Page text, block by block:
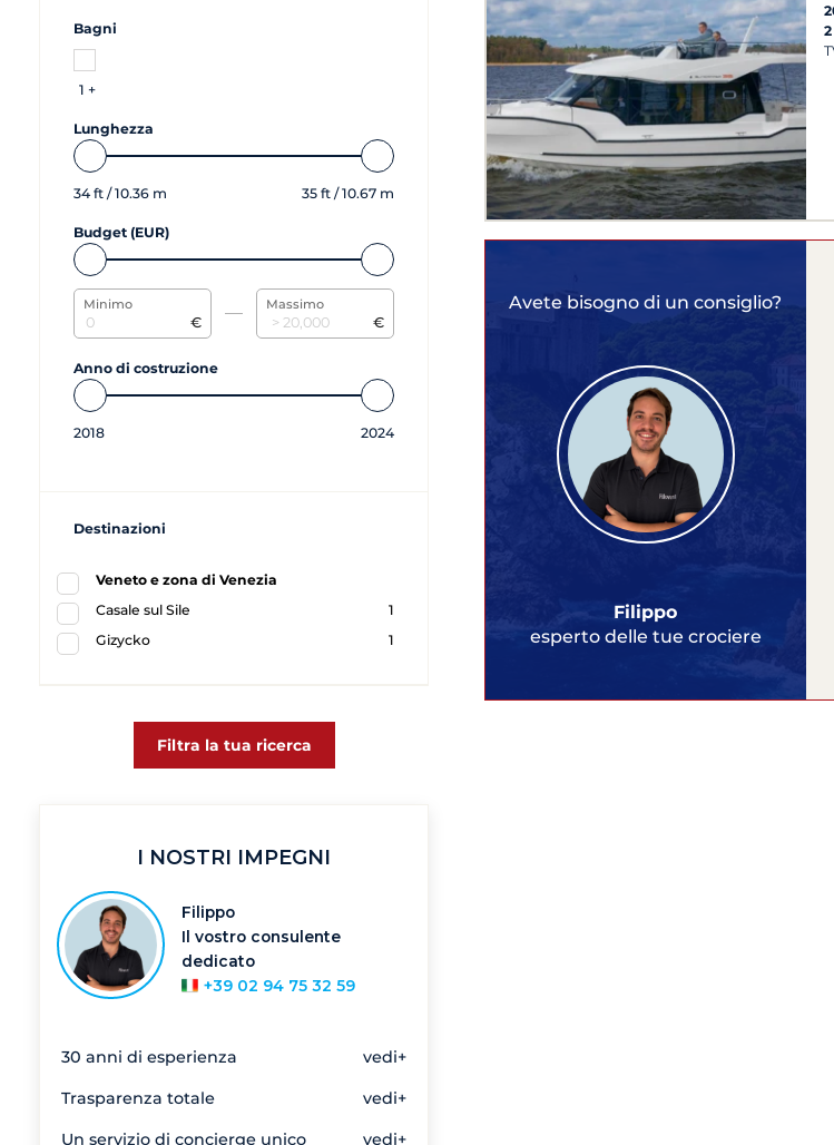
Bagni
1 +
Lunghezza
34 ft /10.36 m 35 ft /10.67 m
Budget (EUR)
Minimo
€
Massimo
€
Anno di costruzione
2018 2024
Destinazioni
Veneto e zona di Venezia
Casale sul Sile
1
Gizycko
1
Filtra la tua ricerca
I NOSTRI IMPEGNI
Filippo
Il vostro consulente
dedicato
+39 02 94 75 32 59
30 anni di esperienza vedi+
Trasparenza totale vedi+
Un servizio di concierge unico vedi+
Avete bisogno di un consiglio?
Filippo
esperto delle tue crociere